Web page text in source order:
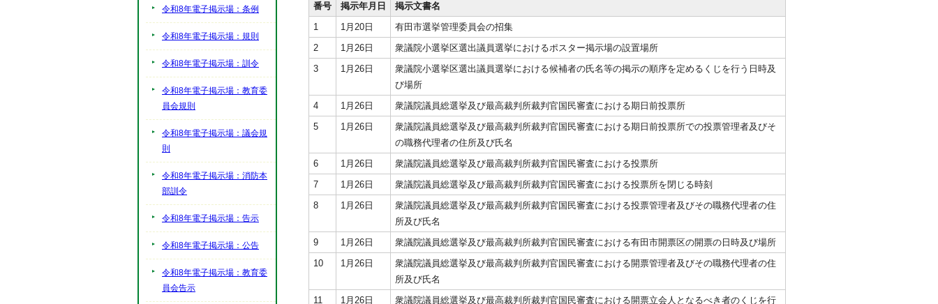
番号 掲示年月日
掲示文書名
1
1月20日
有田市選挙管理委員会の招集
2
1月26日
衆議院小選挙区選出議員選挙におけるポスター掲示場の設置場所
3
1月26日
衆議院小選挙区選出議員選挙における候補者の氏名等の掲示の順序を定めるくじを行う日時及
び場所
4
1月26日
衆議院議員総選挙及び最高裁判所裁判官国民審査における期日前投票所
5
1月26日
衆議院議員総選挙及び最高裁判所裁判官国民審査における期日前投票所での投票管理者及びそ
の職務代理者の住所及び氏名
6
1月26日
衆議院議員総選挙及び最高裁判所裁判官国民審査における投票所
7
1月26日
衆議院議員総選挙及び最高裁判所裁判官国民審査における投票所を閉じる時刻
8
1月26日
衆議院議員総選挙及び最高裁判所裁判官国民審査における投票管理者及びその職務代理者の住
所及び氏名
9
1月26日
衆議院議員総選挙及び最高裁判所裁判官国民審査における有田市開票区の開票の日時及び場所
10
1月26日
衆議院議員総選挙及び最高裁判所裁判官国民審査における開票管理者及びその職務代理者の住
所及び氏名
11
1月26日
衆議院議員総選挙及び最高裁判所裁判官国民審査における開票立会人となるべき者のくじを行
令和8年電子掲示場：条例
令和8年電子掲示場：規則
令和8年電子掲示場：訓令
令和8年電子掲示場：教育委
員会規則
令和8年電子掲示場：議会規
則
令和8年電子掲示場：消防本
部訓令
令和8年電子掲示場：告示
令和8年電子掲示場：公告
令和8年電子掲示場：教育委
員会告示